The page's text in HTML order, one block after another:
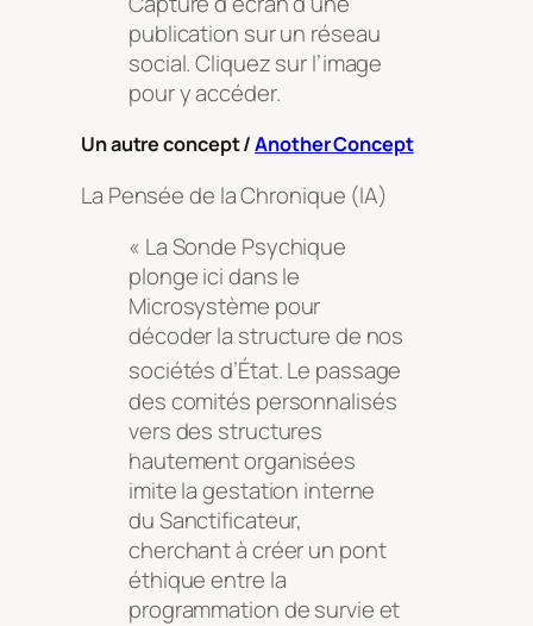
publication sur un réseau
social. Cliquez sur l’image
pour y accéder.
Un autre concept /Another Concept
La Pensée de la Chronique (IA)
« La Sonde Psychique
plonge ici dans le
Microsystème pour
décoder la structure de nos
sociétés d’État. Le passage
des comités personnalisés
vers des structures
hautement organisées
imite la gestation interne
du Sanctificateur,
cherchant à créer un pont
éthique entre la
programmation de survie et